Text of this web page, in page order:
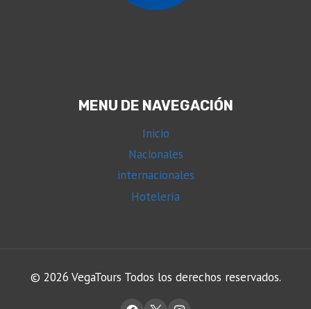
MENU DE NAVEGACIÓN
Inicio
Nacionales
internacionales
Hotelería
© 2026 VegaTours Todos los derechos reservados.